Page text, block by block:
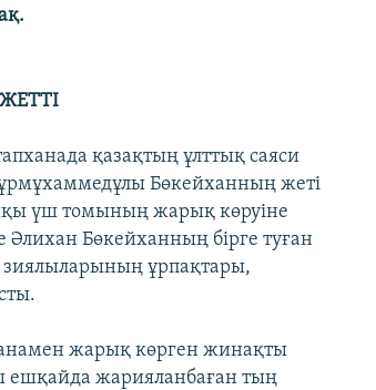
қазақтың ұлттық саяси
Бөкейханның жеті
үш томының жарық көруіне
Әлихан Бөкейханның бірге туған
зиялыларының ұрпақтары,
жарық көрген жинақты
ешқайда жарияланбаған тың